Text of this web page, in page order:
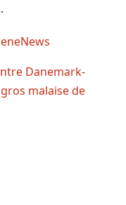
Danemark-
malaise de